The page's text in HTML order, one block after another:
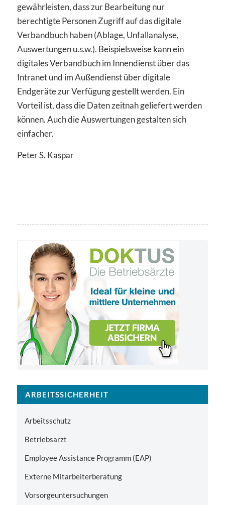
gewährleisten, dass zur Bearbeitung nur
berechtigte Personen Zugriff auf das digitale
Verbandbuch haben (Ablage, Unfallanalyse,
Auswertungen u.s.w.). Beispielsweise kann ein
digitales Verbandbuch im Innendienst über das
Intranet und im Außendienst über digitale
Endgeräte zur Verfügung gestellt werden. Ein
Vorteil ist, dass die Daten zeitnah geliefert werden
können. Auch die Auswertungen gestalten sich
einfacher.
Peter S. Kaspar
ARBEITSSICHERHEIT
Arbeitsschutz
Betriebsarzt
Employee Assistance Programm (EAP)
Externe Mitarbeiterberatung
Vorsorgeuntersuchungen